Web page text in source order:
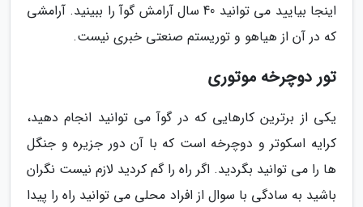
اینجا بیایید می توانید 40 سال آرامش گوآ را ببینید. آرامشی
که در آن از هیاهو و توریستم صنعتی خبری نیست.
تور دوچرخه موتوری
یکی از برترین کارهایی که در گوآ می توانید انجام دهید،
کرایه اسکوتر و دوچرخه است که با آن دور جزیره و جنگل
ها را می توانید بگردید. اگر راه را گم کردید لازم نیست نگران
باشید به سادگی با سوال از افراد محلی می توانید راه را پیدا